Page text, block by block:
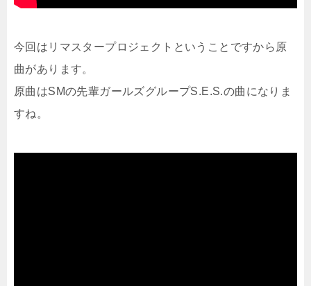
今回はリマスタープロジェクトということですから原
曲があります。
原曲はSMの先輩ガールズグループS.E.S.の曲になりま
すね。